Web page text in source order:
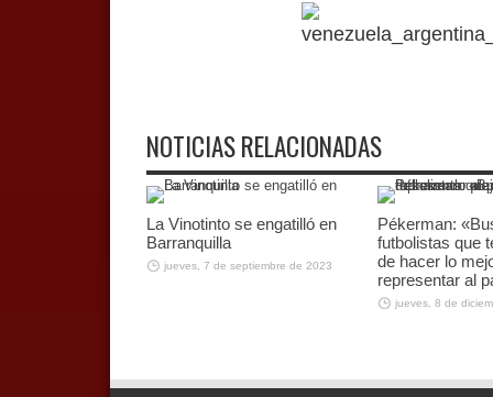
NOTICIAS RELACIONADAS
La Vinotinto se engatilló en
Barranquilla
jueves, 7 de septiembre de 2023
Pékerman:
futbolistas que
de hacer lo
representar al
jueves, 8 de